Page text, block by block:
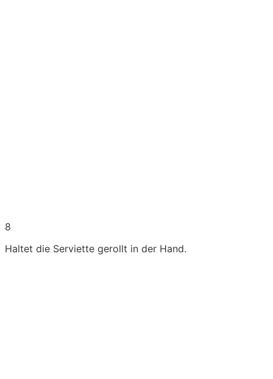
8
Haltet die Serviette gerollt in der Hand.